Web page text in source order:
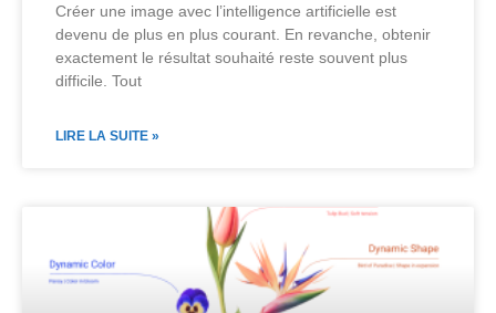
Créer une image avec l’intelligence artificielle est
devenu de plus en plus courant. En revanche, obtenir
exactement le résultat souhaité reste souvent plus
difficile. Tout
LIRE LA SUITE »